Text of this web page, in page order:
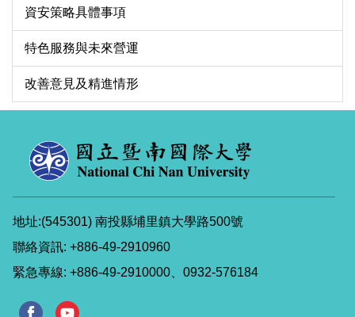
資安策略具體事項
特色服務與未來營運
改善意見及精進情形
地址:(545301) 南投縣埔里鎮大學路500號
聯絡資訊: +886-49-2910960
緊急專線: +886-49-2910000、0932-576184